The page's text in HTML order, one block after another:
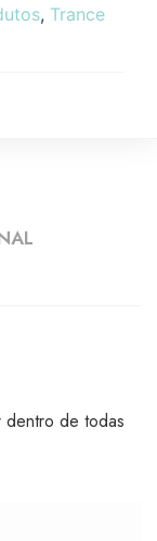
, Trance
de todas